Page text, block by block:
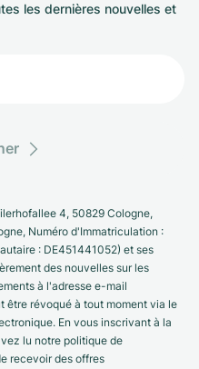
les dernières nouvelles et
4, 50829 Cologne,
Numéro d'Immatriculation :
: DE451441052) et ses
des nouvelles sur les
à l'adresse e-mail
être révoqué à tout moment via le
En vous inscrivant à la
lu notre politique de
recevoir des offres